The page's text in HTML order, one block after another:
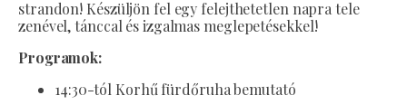
strandon! Készüljön fel egy felejthetetlen napra tele
zenével, tánccal és izgalmas meglepetésekkel!
Programok:
14:30-tól Korhű fürdőruha bemutató